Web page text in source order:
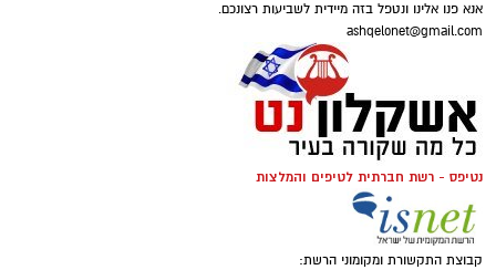
אנא פנו אלינו ונטפל בזה מיידית לשביעות רצונכם.
ashqelonet@gmail.com
נטיפס - רשת חברתית לטיפים והמלצות
קבוצת התקשורת ומקומוני הרשת: